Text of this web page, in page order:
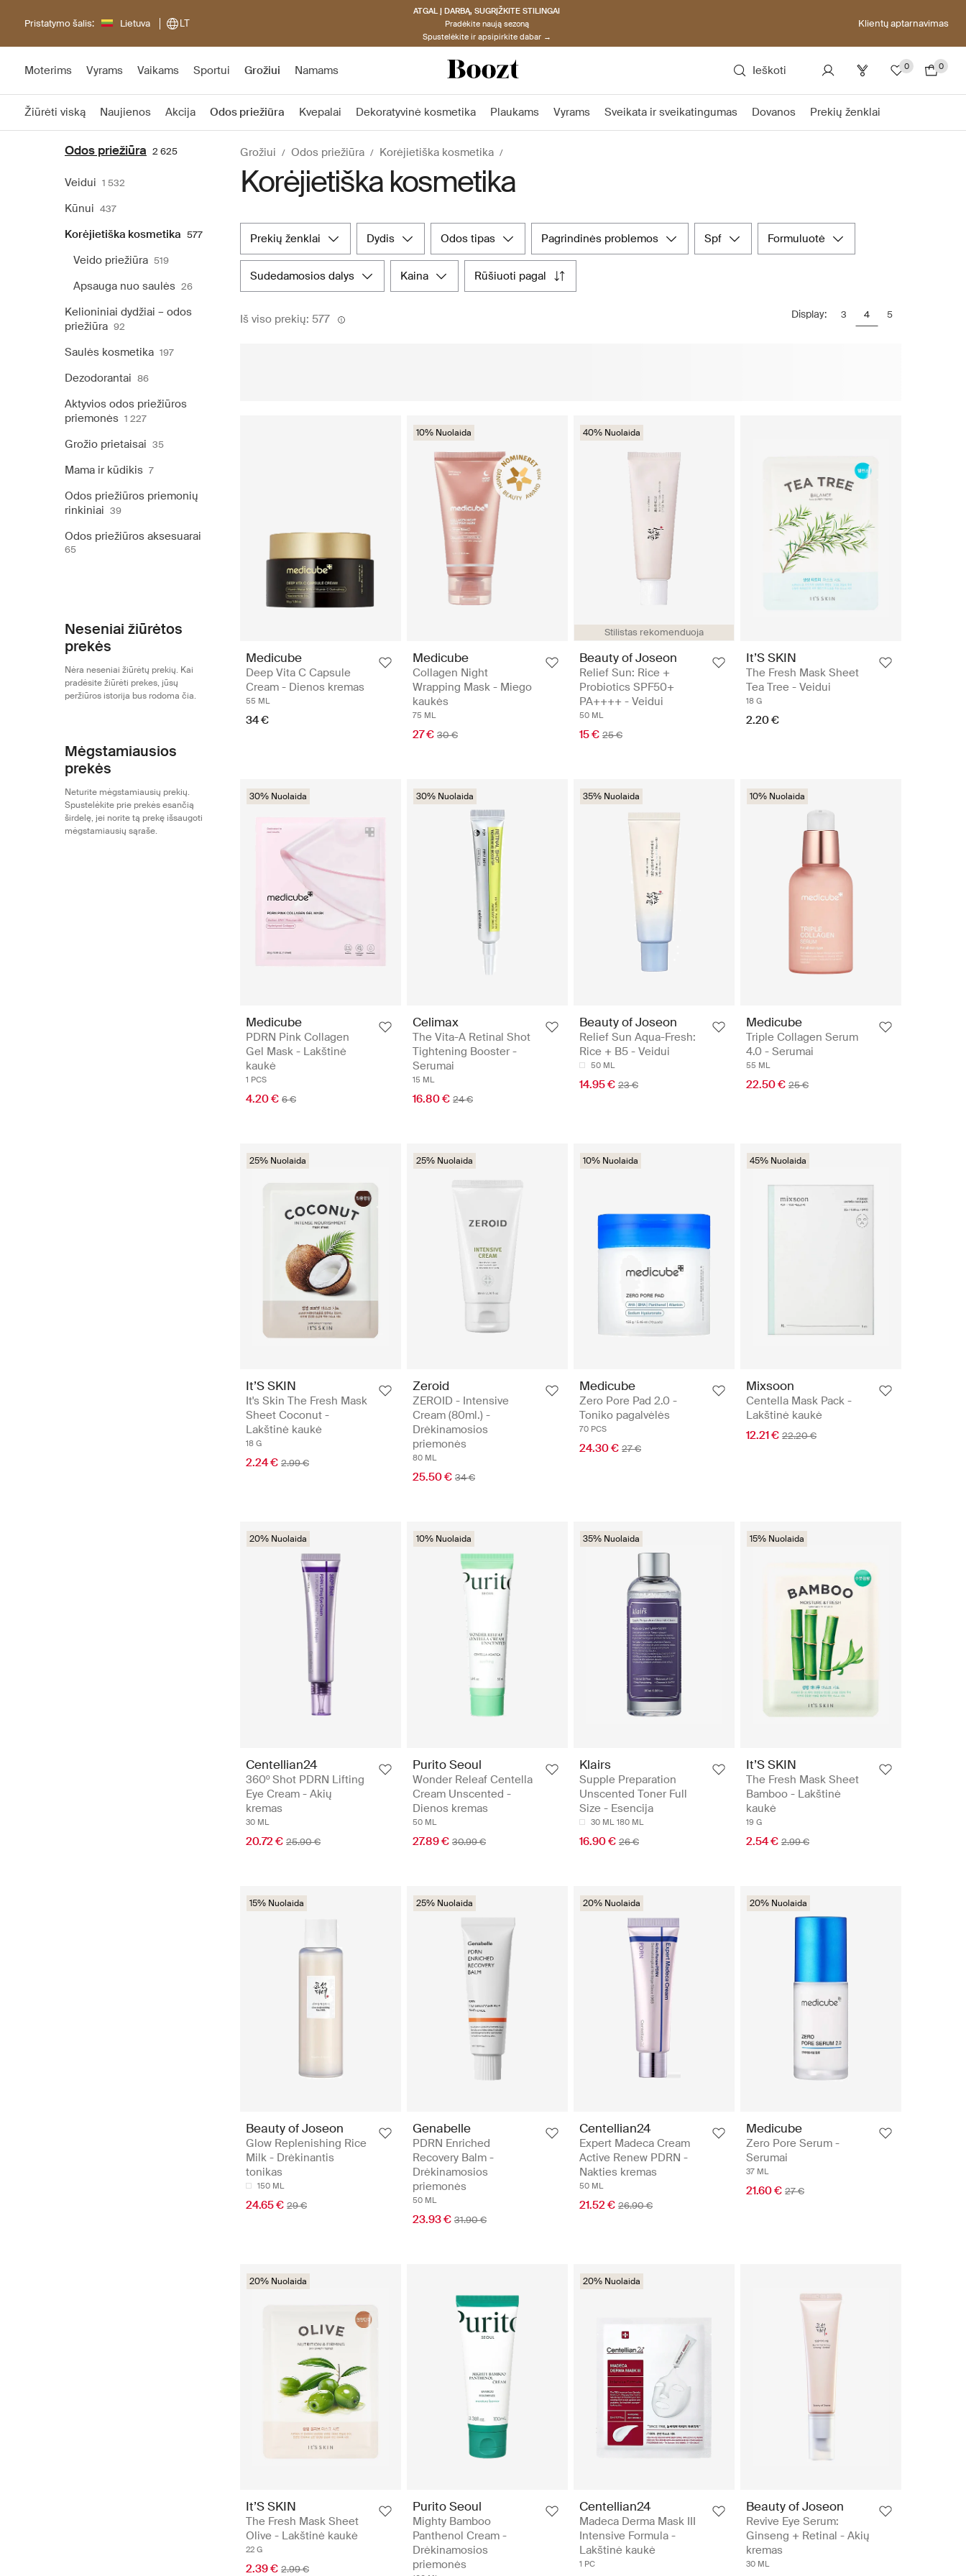
Pristatymo šalis: Lietuva LT
ATGAL Į DARBĄ, SUGRĮŽKITE STILINGAI
Pradėkite naują sezoną
Spustelėkite ir apsipirkite dabar →
Klientų aptarnavimas
Moterims Vyrams Vaikams Sportui Grožiui Namams Ieškoti 0 0
Žiūrėti viską Naujienos Akcija Odos priežiūra Kvepalai Dekoratyvinė kosmetika Plaukams Vyrams Sveikata ir sveikatingumas Dovanos Prekių ženklai
Odos priežiūra 2 625
Veidui 1 532
Kūnui 437
Korėjietiška kosmetika 577
Veido priežiūra 519
Apsauga nuo saulės 26
Kelioniniai dydžiai – odos
priežiūra 92
Saulės kosmetika 197
Dezodorantai 86
Aktyvios odos priežiūros
priemonės 1 227
Grožio prietaisai 35
Mama ir kūdikis 7
Odos priežiūros priemonių
rinkiniai 39
Odos priežiūros aksesuarai
65
Neseniai žiūrėtos
prekės
Nėra neseniai žiūrėtų prekių. Kai
pradėsite žiūrėti prekes, jūsų
peržiūros istorija bus rodoma čia.
Mėgstamiausios
prekės
Neturite mėgstamiausių prekių.
Spustelėkite prie prekės esančią
širdelę, jei norite tą prekę išsaugoti
mėgstamiausių sąraše.
Grožiui Odos priežiūra Korėjietiška kosmetika
Korėjietiška kosmetika
prekių ženklai dydis odos tipas pagrindinės problemos spf formuluotė
sudedamosios dalys kaina rūšiuoti pagal
Iš viso prekių: 577 Display: 3 4 5
Medicube
Deep Vita C Capsule
Cream - Dienos kremas
55 ML
34 €
10% Nuolaida
Medicube
Collagen Night
Wrapping Mask - Miego
kaukės
75 ML
27 € 30 €
Stilistas rekomenduoja
40% Nuolaida
Beauty of Joseon
Relief Sun: Rice +
Probiotics SPF50+
PA++++ - Veidui
50 ML
15 € 25 €
It’S SKIN
The Fresh Mask Sheet
Tea Tree - Veidui
18 G
2.20 €
30% Nuolaida
Medicube
PDRN Pink Collagen
Gel Mask - Lakštinė
kaukė
1 PCS
4.20 € 6 €
30% Nuolaida
Celimax
The Vita-A Retinal Shot
Tightening Booster -
Serumai
15 ML
16.80 € 24 €
35% Nuolaida
Beauty of Joseon
Relief Sun Aqua-Fresh:
Rice + B5 - Veidui
50 ML
14.95 € 23 €
10% Nuolaida
Medicube
Triple Collagen Serum
4.0 - Serumai
55 ML
22.50 € 25 €
25% Nuolaida
It’S SKIN
It's Skin The Fresh Mask
Sheet Coconut -
Lakštinė kaukė
18 G
2.24 € 2.99 €
25% Nuolaida
Zeroid
ZEROID - Intensive
Cream (80ml.) -
Drėkinamosios
priemonės
80 ML
25.50 € 34 €
10% Nuolaida
Medicube
Zero Pore Pad 2.0 -
Toniko pagalvėlės
70 PCS
24.30 € 27 €
45% Nuolaida
Mixsoon
Centella Mask Pack -
Lakštinė kaukė
12.21 € 22.20 €
20% Nuolaida
Centellian24
360º Shot PDRN Lifting
Eye Cream - Akių
kremas
30 ML
20.72 € 25.90 €
10% Nuolaida
Purito Seoul
Wonder Releaf Centella
Cream Unscented -
Dienos kremas
50 ML
27.89 € 30.99 €
35% Nuolaida
Klairs
Supple Preparation
Unscented Toner Full
Size - Esencija
30 ML 180 ML
16.90 € 26 €
15% Nuolaida
It’S SKIN
The Fresh Mask Sheet
Bamboo - Lakštinė
kaukė
19 G
2.54 € 2.99 €
15% Nuolaida
Beauty of Joseon
Glow Replenishing Rice
Milk - Drėkinantis
tonikas
150 ML
24.65 € 29 €
25% Nuolaida
Genabelle
PDRN Enriched
Recovery Balm -
Drėkinamosios
priemonės
50 ML
23.93 € 31.90 €
20% Nuolaida
Centellian24
Expert Madeca Cream
Active Renew PDRN -
Nakties kremas
50 ML
21.52 € 26.90 €
20% Nuolaida
Medicube
Zero Pore Serum -
Serumai
37 ML
21.60 € 27 €
20% Nuolaida
It’S SKIN
The Fresh Mask Sheet
Olive - Lakštinė kaukė
22 G
2.39 € 2.99 €
Purito Seoul
Mighty Bamboo
Panthenol Cream -
Drėkinamosios
priemonės
20% Nuolaida
Centellian24
Madeca Derma Mask III
Intensive Formula -
Lakštinė kaukė
1 PC
Beauty of Joseon
Revive Eye Serum:
Ginseng + Retinal - Akių
kremas
30 ML